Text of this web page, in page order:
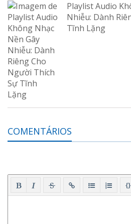
Playlist Audio
Nhiễu: Dành
Tĩnh Lặng
COMENTÁRIOS
{}